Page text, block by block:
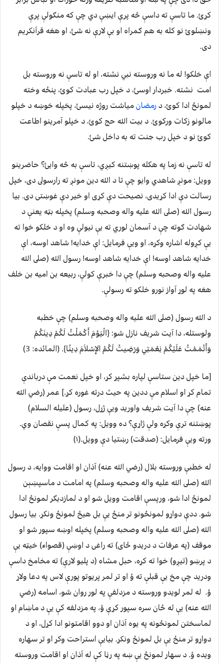
كړئ. ما تاسې ته داسې څه پرې ايښې دي چې كه منګولې پرې
ونښلوئ نو كله به هم ګمراه او بې لارې نه شئ، او هغه قرآنكريم
دى.
اې خلكو! له ما نه وروسته نبي نشته، او له تاسې نه وروسته بل
امت نشته. خبردار اوسئ، د خپل رب عبادت كوئ، پنځه وخته
لمونځ ادا كوئ، درمضانمياشت روژه نيسئ، پخپله خوښه د خپلو
مالونو زكات وركوئ. د بيت الله حج كوئ، د خپلو آمرينو اطاعت
كوئ نو د خپل رب جنت ته به داخل شئ.
له تاسې نه زما په هكله پوښتنه كيږي، تاسې به څه وايئ؟ حاضرينو
وويل: مونږ شاهدي وايو چې تا د الله دين مونږ ته رارسولى دى، خپل
رسالت دې ادا كړيدى، نصيحت دې كړى او خير دې غوښتى دى. بيا
رسول الله (صلى الله عليه واله وصحبه وسلم) پخپله بټه يعنې د
شهادت ګوته چې د آسمان لوري ته يې نيولې وه او د خلكو خوا ته
يې كږوله اشاره وكړه، او ويې فرمايل: اې خدايه! شاهد اوسه، اې
خدايه شاهد اوسه! اې خدايه شاهد اوسه! رسول الله (صلى الله
عليه واله وصحبه وسلم) چې دا خبرې كولې، ربيعه بن اميه بن خلف
هغه په لوړ آواز نورو خلكو ته رسولې.
د الله رسول (صلى الله عليه واله وصحبه وسلم) چې خطبه
ولوستله، دا آيت شريف نازل شو: ‏{‏الْيَؤمَ أَكْمَلْتُ لَكُمْ دِينَكُمْ
وَأَتْمَمْتُ عَلَيْكُمْ نِعْمَتِي وَرَضِيتُ لَكُمُ الإِسْلاَمَ دِينًا‏}. (المائده: 3)
[ما خپل دين ستاسې لپاره بشپړ كړ، او خپل نعمت مې درباندې
تمام كړ او اسلام مې ددين په حيث درته غوره كړ.] عمر (رضي الله
عنه) چې دا آيت شريف واوريد ويې ژړل، رسول (عليله السلام)
پوښتنه ترې وکړه ولې ژاړې؟ ده وويل: په كمال پسې نقصان وي.
ورته ويې فرمايل: (صدقت) رښتيا دې وويل.(١)
له خطبې وروسته بلال (رضي الله عنه) آذان او اقامت ووايه، د رسول
الله (صلى الله عليه واله وصحبه وسلم) په امامت د ماسپښېن
لمونځ ادا شو، ورپسې اقامت وويل شو او د لمازديګر لمونځ ادا
شو. ددې دواړو لمونځونو تر منځ يې بل هيڅ لمونځ ونكړ. بيا رسول
الله (صلى الله عليه واله وصحبه وسلم) پخپله اوښه سپور شو او
موقف (په عرفات د دريدو ځاى) ته راغى د اوښې (قصواء) خيټه يې
د پرښو (تيږو) خوا ته كړه، حبل مشاه (د پليو لارې) ته مخامخ داسې
ودريد چې مخ يې قبلې ته ؤ او تر لمر پريوتو پورې لاس په دعا ولاړ
ؤ. له لمر لويدو وروسته د مزدلفې په لور روان شو، اسامه (رضي
الله عنه) يې له ځان سره سپور كړې ؤ، په مزدلفه كې يې د ماښام او
لماسختن لمونځونه په يوه آذان او دوو اقامتونو ادا كړل، او د
دواړو تر منځ يې بل لمونځ ونكړ. بيايې استراحت وكړ او تر سهاره
ويده ؤ. د سهار لمونځ يې ښه په رڼا كې له آذان او اقامت وروسته